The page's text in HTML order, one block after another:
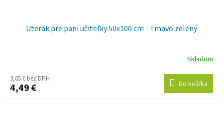
Uterák pre pani učiteľky 50x100 cm - Tmavo zelený
Skladom
3,65 € bez DPH
4,49 € Do košíka